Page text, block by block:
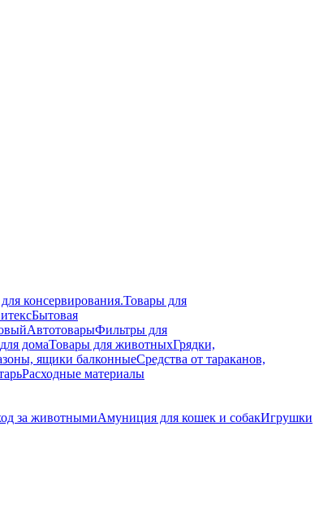
консервирования.Товары для
Бытовая
АвтотоварыФильтры для
домаТовары для животныхГрядки,
ящики балконныеСредства от тараканов,
Расходные материалы
за животнымиАмуниция для кошек и собакИгрушки